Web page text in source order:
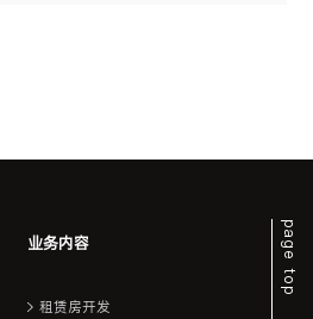
page top
业务内容
租赁房开发